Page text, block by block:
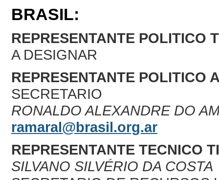
BRASIL:
REPRESENTANTE POLITICO
A DESIGNAR
REPRESENTANTE POLITICO
SECRETARIO
RONALDO ALEXANDRE DO
ramaral@brasil.org.ar
REPRESENTANTE TECNICO
SILVANO SILVÉRIO DA COSTA